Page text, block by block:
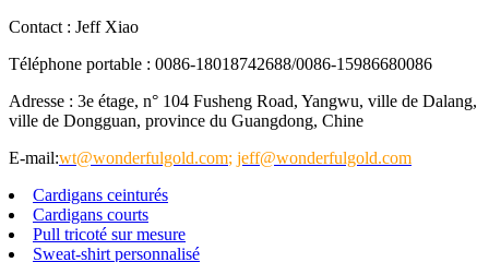
Contact : Jeff Xiao
Téléphone portable : 0086-18018742688/0086-15986680086
Adresse : 3e étage, n° 104 Fusheng Road, Yangwu, ville de Dalang,
ville de Dongguan, province du Guangdong, Chine
E-mail:wt@wonderfulgold.com; jeff@wonderfulgold.com
Cardigans ceinturés
Cardigans courts
Pull tricoté sur mesure
Sweat-shirt personnalisé